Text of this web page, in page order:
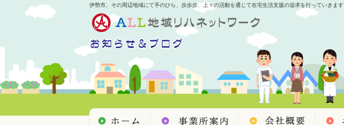
伊勢市、その周辺地域にて手のひら、歩歩歩、上々の活動を通じて在宅生活支援の追求を行っていきます